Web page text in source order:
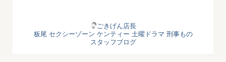
ごきげん店長
板尾 セクシーゾーン ケンティー 土曜ドラマ 刑事もの
スタッフブログ